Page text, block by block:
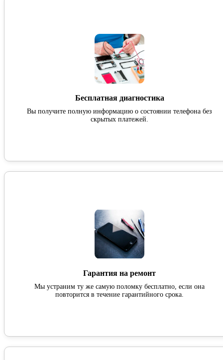
Бесплатная диагностика
Вы получите полную информацию о состоянии телефона без
скрытых платежей.
Гарантия на ремонт
Мы устраним ту же самую поломку бесплатно, если она
повторится в течение гарантийного срока.